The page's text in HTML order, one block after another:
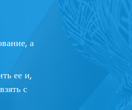
а
ее и,
с